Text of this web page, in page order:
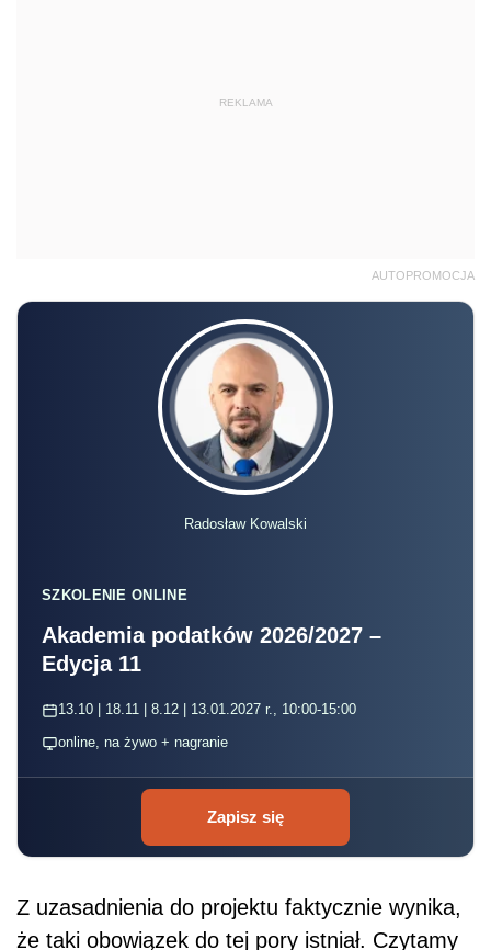
REKLAMA
AUTOPROMOCJA
Radosław Kowalski
SZKOLENIE ONLINE
Akademia podatków 2026/2027 –
Edycja 11
13.10 | 18.11 | 8.12 | 13.01.2027 r., 10:00-15:00
online, na żywo + nagranie
Zapisz się
Z uzasadnienia do projektu faktycznie wynika,
że taki obowiązek do tej pory istniał. Czytamy